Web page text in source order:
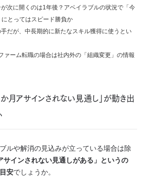
次に開くのは1年後？アベイラブルの状況で「今
とってはスピード勝負か
だが、中長期的に新たなスキル獲得に使うとい
ァーム転職の場合は社内外の「組織変更」の情報
月アサインされない見通し」が動き出
ルや解消の見込みが立っている場合は除
サインされない見通しがある」というの
安でしょうか。